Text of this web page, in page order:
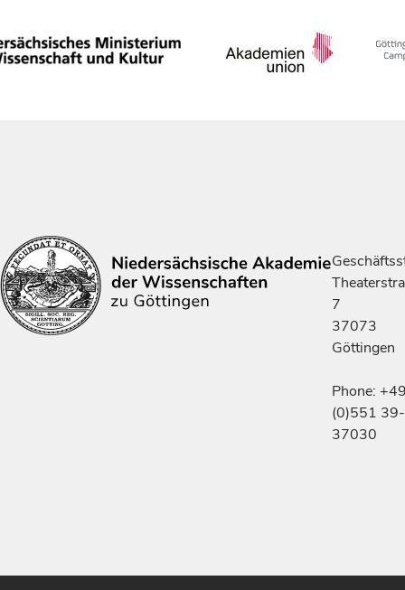
7
37073
Göttingen
Phone:
(0)551 39-
37030